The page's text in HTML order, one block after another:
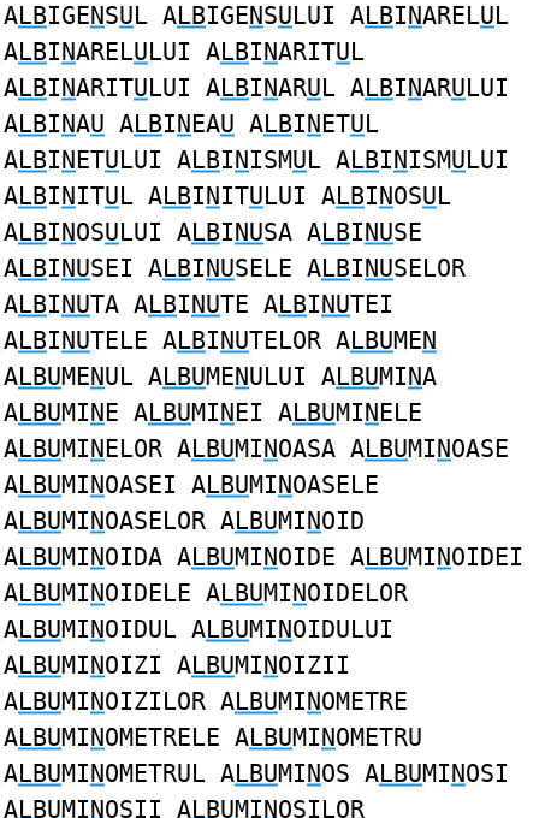
ALBIGENSUL ALBIGENSULUI ALBINARELUL
ALBINARELULUI ALBINARITUL
ALBINARITULUI ALBINARUL ALBINARULUI
ALBINAU ALBINEAU ALBINETUL
ALBINETULUI ALBINISMUL ALBINISMULUI
ALBINITUL ALBINITULUI ALBINOSUL
ALBINOSULUI ALBINUSA ALBINUSE
ALBINUSEI ALBINUSELE ALBINUSELOR
ALBINUTA ALBINUTE ALBINUTEI
ALBINUTELE ALBINUTELOR ALBUMEN
ALBUMENUL ALBUMENULUI ALBUMINA
ALBUMINE ALBUMINEI ALBUMINELE
ALBUMINELOR ALBUMINOASA ALBUMINOASE
ALBUMINOASEI ALBUMINOASELE
ALBUMINOASELOR ALBUMINOID
ALBUMINOIDA ALBUMINOIDE ALBUMINOIDEI
ALBUMINOIDELE ALBUMINOIDELOR
ALBUMINOIDUL ALBUMINOIDULUI
ALBUMINOIZI ALBUMINOIZII
ALBUMINOIZILOR ALBUMINOMETRE
ALBUMINOMETRELE ALBUMINOMETRU
ALBUMINOMETRUL ALBUMINOS ALBUMINOSI
ALBUMINOSII ALBUMINOSILOR